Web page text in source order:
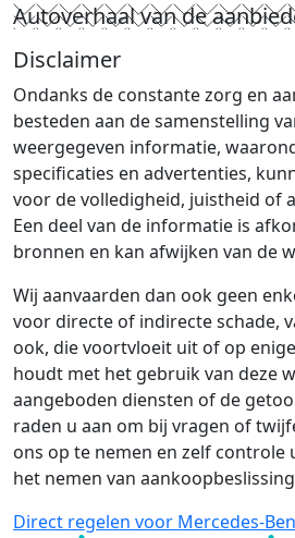
Autoverhaal van de
Disclaimer
Ondanks de constante zorg en
besteden aan de samenstelling
weergegeven informatie,
specificaties en advertenties,
voor de volledigheid, juistheid of
Een deel van de informatie is
bronnen en kan afwijken van de
Wij aanvaarden dan ook geen
voor directe of indirecte schade,
ook, die voortvloeit uit of op
houdt met het gebruik van deze
aangeboden diensten of de
raden u aan om bij vragen of
ons op te nemen en zelf controle
het nemen van
Direct regelen voor Mercedes-